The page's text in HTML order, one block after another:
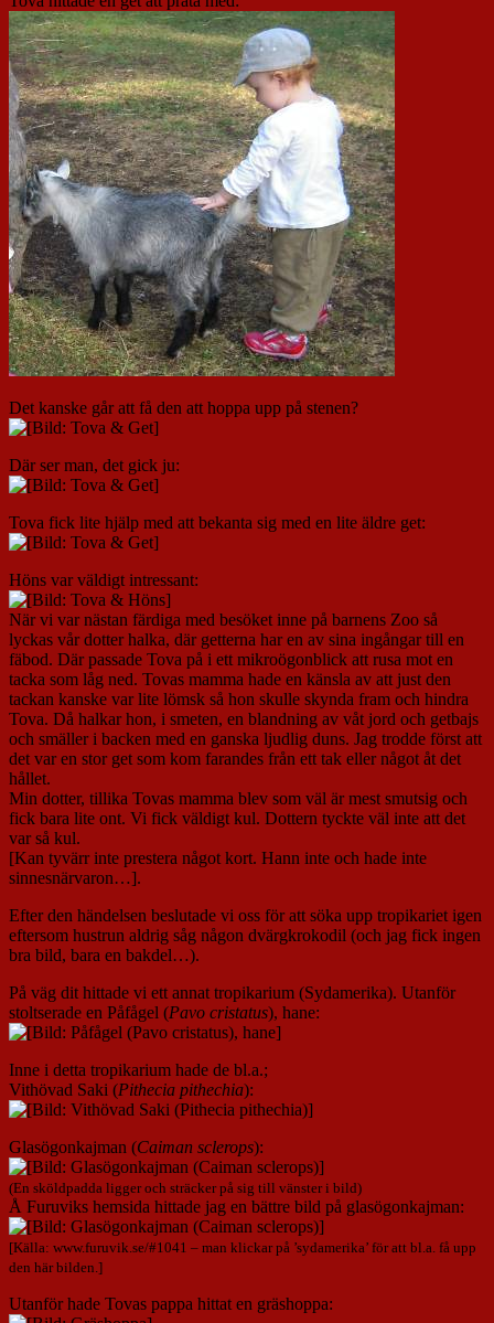
Det kanske går att få den att hoppa upp på stenen?
Där ser man, det gick ju:
Tova fick lite hjälp med att bekanta sig med en lite äldre get:
Höns var väldigt intressant:
När vi var nästan färdiga med besöket inne på barnens Zoo så
lyckas vår dotter halka, där getterna har en av sina ingångar till en
fäbod. Där passade Tova på i ett mikroögonblick att rusa mot en
tacka som låg ned. Tovas mamma hade en känsla av att just den
tackan kanske var lite lömsk så hon skulle skynda fram och hindra
Tova. Då halkar hon, i smeten, en blandning av våt jord och getbajs
och smäller i backen med en ganska ljudlig duns. Jag trodde först att
det var en stor get som kom farandes från ett tak eller något åt det
hållet.
Min dotter, tillika Tovas mamma blev som väl är mest smutsig och
fick bara lite ont. Vi fick väldigt kul. Dottern tyckte väl inte att det
var så kul.
[Kan tyvärr inte prestera något kort. Hann inte och hade inte
sinnesnärvaron…].
Efter den händelsen beslutade vi oss för att söka upp tropikariet igen
eftersom hustrun aldrig såg någon dvärgkrokodil (och jag fick ingen
bra bild, bara en bakdel…).
På väg dit hittade vi ett annat tropikarium (Sydamerika). Utanför
stoltserade en Påfågel (Pavo cristatus), hane:
Inne i detta tropikarium hade de bl.a.;
Vithövad Saki (Pithecia pithechia):
Glasögonkajman (Caiman sclerops):
(En sköldpadda ligger och sträcker på sig till vänster i bild)
Å Furuviks hemsida hittade jag en bättre bild på glasögonkajman:
[Källa: www.furuvik.se/#1041 – man klickar på ’sydamerika’ för att bl.a. få upp
den här bilden.]
Utanför hade Tovas pappa hittat en gräshoppa: